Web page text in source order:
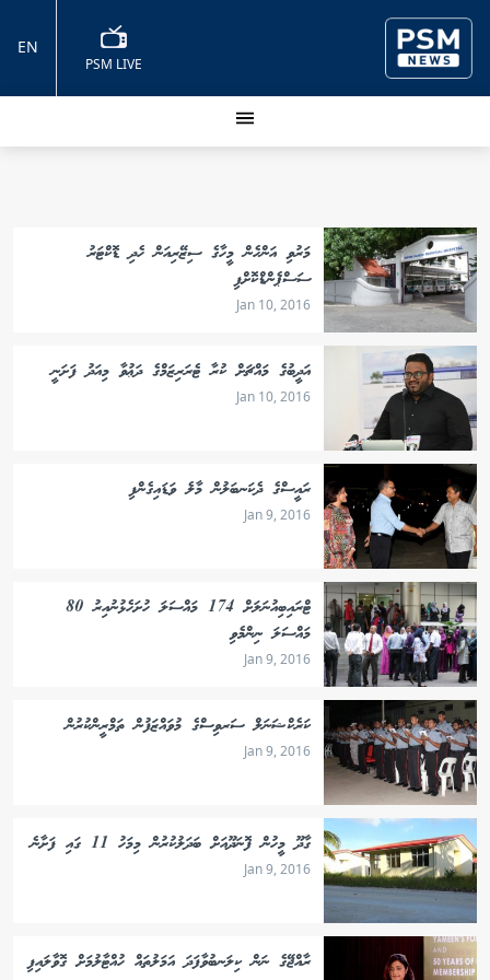
PSM LIVE
EN
މަރުވި އަންހެން މީހާގެ ސިޒޭރިއަން ހެދި ޑޮކްޓަރު
ސަސްޕެންޑްކޮށްފި
Jan 10, 2016
އަދީބުގެ މައްޗަށް ކުރާ ޓެރަރިޒަމްގެ ދަޢުވާ މިއަދު ފަށަނީ
Jan 10, 2016
ރައީސްގެ ދެކަނބަލުން މާލެ ވަޑައިގެންފި
Jan 9, 2016
ޓްރައިބިއުނަލަށް 174 މައްސަލަ ހުށަހެޅުނުއިރު 80
މައްސަލަ ނިންމެވި
Jan 9, 2016
ކަރެކްޝަނަލް ސަރވިސްގެ މުވައްޒަފުން ތަމްރީންކުރުން
Jan 9, 2016
ގާދޫ މީހުން ފޮނަދޫއަށް ބަދަލުކުރުން މިމަހު 11 ގައި ފަށާނެ
Jan 9, 2016
ރާއްޖޭގެ ނަން ކިލަނބުވާފަދަ އަމަލުތައް ހުއްޓާލުމަށް ގޮވާލައިފި